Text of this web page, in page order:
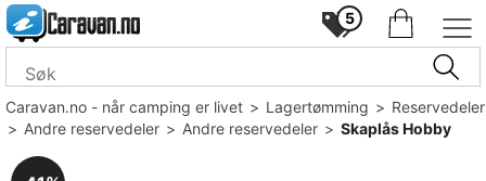
5
Caravan.no - når camping er livet>Lagertømming>Reservedeler
>Andre reservedeler>Andre reservedeler>Skaplås Hobby